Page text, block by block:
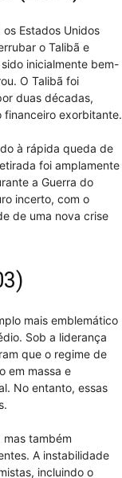
Estados Unidos
o Talibã e
inicialmente bem-
O Talibã foi
duas décadas,
financeiro exorbitante.
à rápida queda de
foi amplamente
a Guerra do
incerto, com o
de uma nova crise
mais emblemático
Sob a liderança
que o regime de
em massa e
No entanto, essas
também
A instabilidade
incluindo o